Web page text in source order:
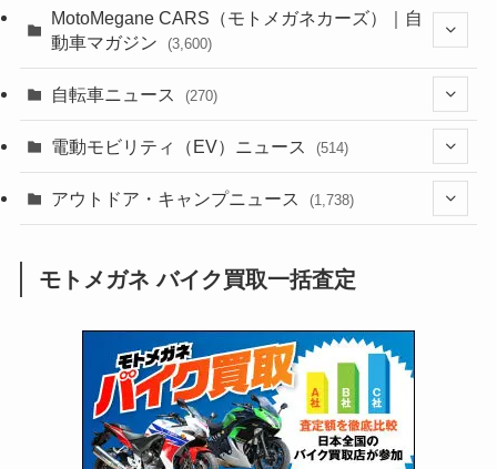
(44)
(1,241)
(637)
(118)
(60)
(31)
(51)
(34)
(5)
(252)
(38)
(24)
(16)
(25)
(24)
(249)
(64)
(16)
(62)
(4)
(306)
(6,953)
(2,473)
(249)
(1,226)
(12)
(131)
(38)
(167)
(85)
(171)
(66)
(16)
(141)
(254)
(1,139)
(166)
(23)
(33)
(415)
(16)
(352)
MotoMegane CARS（モトメガネカーズ）｜自
動車マガジン
(3,600)
(185)
(137)
(72)
(2,741)
(126)
(170)
自転車ニュース (270)
(54)
(211)
電動モビリティ（EV）ニュース (514)
(132)
(171)
(118)
(27)
アウトドア・キャンプニュース (1,738)
(1,605)
(147)
(13)
モトメガネ バイク買取一括査定